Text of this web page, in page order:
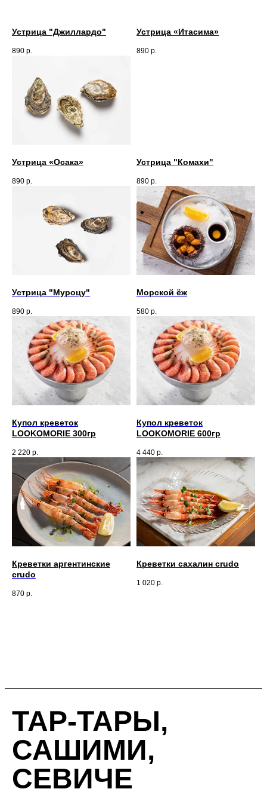
Устрица "Джиллардо"
890 р.
Устрица «Итасима»
890 р.
Устрица «Осака»
890 р.
Устрица "Комахи"
890 р.
Устрица "Муроцу"
890 р.
Морской ёж
580 р.
Купол креветок
LOOKOMORIE 300гр
2 220 р.
Купол креветок
LOOKOMORIE 600гр
4 440 р.
Креветки аргентинские
crudo
870 р.
Креветки сахалин crudo
1 020 р.
ТАР-ТАРЫ,
САШИМИ,
СЕВИЧЕ